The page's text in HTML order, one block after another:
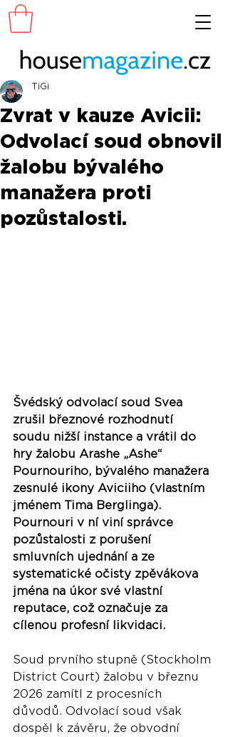
Zvrat v kauze Avicii:
Odvolací soud obnovil
žalobu bývalého
manažera proti
pozůstalosti.
TiGi
Švédský odvolací soud Svea
zrušil březnové rozhodnutí
soudu nižší instance a vrátil do
hry žalobu Arashe „Ashe“
Pournouriho, bývalého manažera
zesnulé ikony Aviciiho (vlastním
jménem Tima Berglinga).
Pournouri v ní viní správce
pozůstalosti z porušení
smluvních ujednání a ze
systematické očisty zpěvákova
jména na úkor své vlastní
reputace, což označuje za
cílenou profesní likvidaci.
Soud prvního stupně (Stockholm
District Court) žalobu v březnu
2026 zamítl z procesních
důvodů. Odvolací soud však
dospěl k závěru, že obvodní